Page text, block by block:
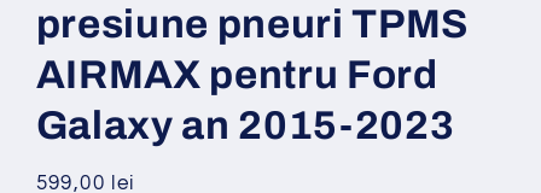
presiune pneuri TPMS
AIRMAX pentru Ford
Galaxy an 2015-2023
Preț
599,00 lei